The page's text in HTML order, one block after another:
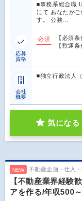
■事務系総合職
にて あなたが
す。 公務…
応募
資格
必須
【必須
【歓迎
会社
概要
■独立行政法人
気になる
NEW 不動産企画・仕入
【不動産業界経験
アを作る/年収500